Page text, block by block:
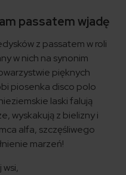
passatem wjadę
z passatem w roli
w nich na synonim
pięknych
piosenka disco polo
laski falują
wyskakują z bielizny i
alfa, szczęśliwego
marzeń!
wsi,